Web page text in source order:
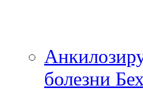
болезни